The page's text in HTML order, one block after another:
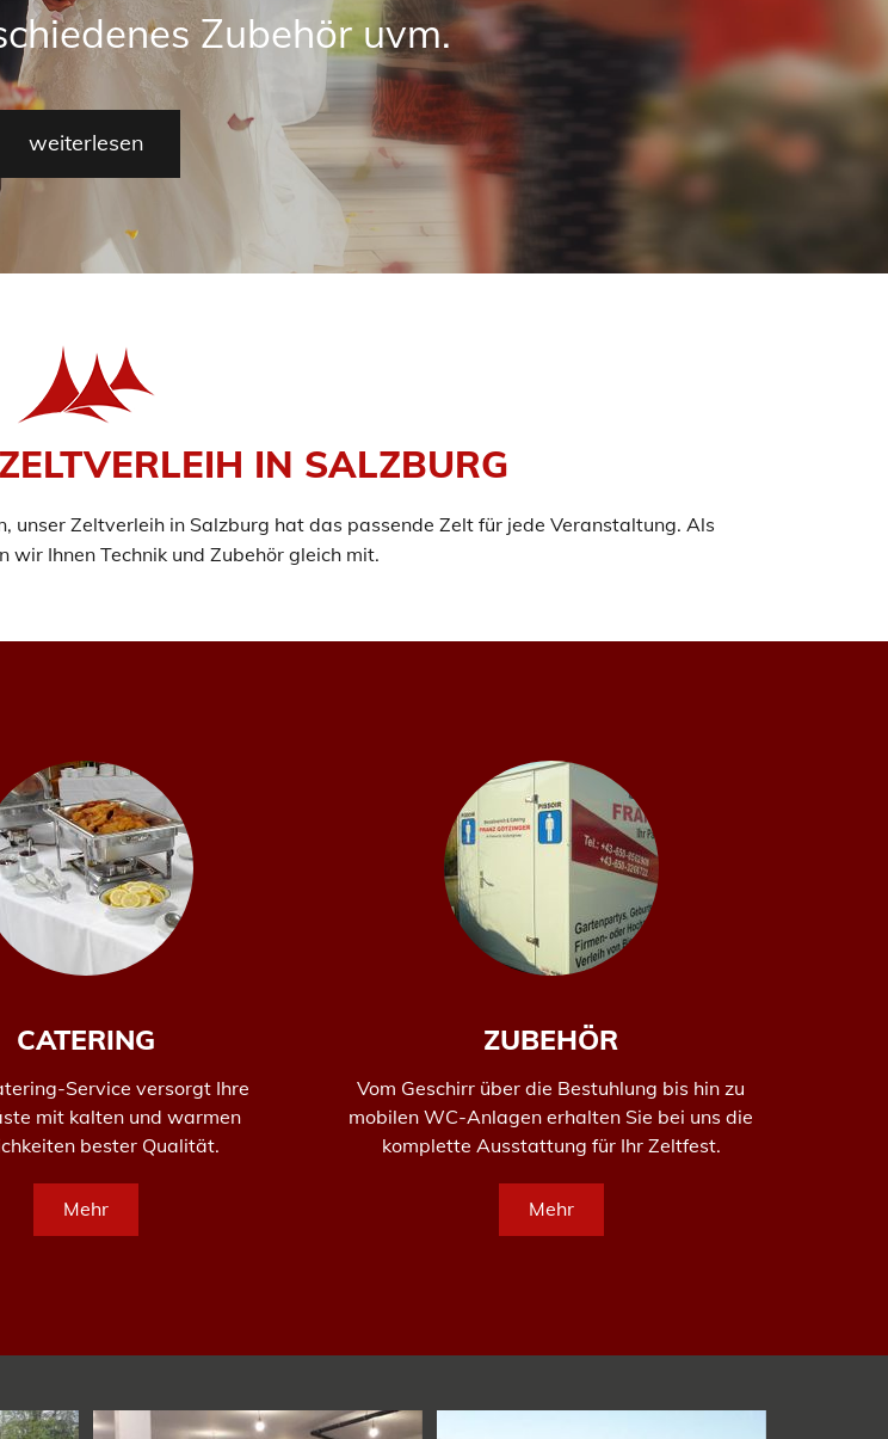
Zubehör uvm.
weiterlesen
IN SALZBURG
unser Zeltverleih in Salzburg hat das passende Zelt für jede Veranstaltung. Als
wir Ihnen Technik und Zubehör gleich mit.
CATERING
Service versorgt Ihre
mit kalten und warmen
bester Qualität.
Mehr
ZUBEHÖR
Vom Geschirr über die Bestuhlung bis hin zu
mobilen WC-Anlagen erhalten Sie bei uns die
komplette Ausstattung für Ihr Zeltfest.
Mehr